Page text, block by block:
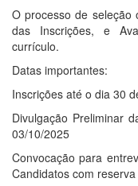
O processo de seleção
das Inscrições, e
currículo.
Datas importantes:
Inscrições até o dia 30
Divulgação Preliminar
03/10/2025
Convocação para
Candidatos com